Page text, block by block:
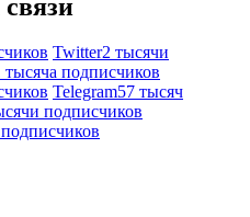
Twitter2 тысячи
тысяча подписчиков
Telegram57 тысяч
подписчиков